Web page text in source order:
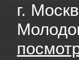
г.